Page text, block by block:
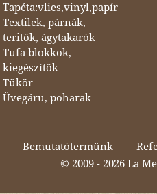
Tapéta:vlies,vinyl,papír
Textilek, párnák,
teritők, ágytakarók
Tufa blokkok,
kiegészítők
Tükör
Üvegáru, poharak
Bemutatótermünk
© 2009 - 2026 La